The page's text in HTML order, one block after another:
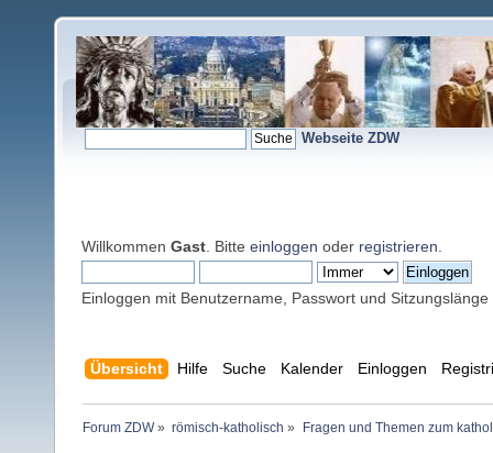
Webseite ZDW
Willkommen Gast . Bitte einloggen oder registrieren
Einloggen mit Benutzername, Passwort und Sitzungslänge
Übersicht Hilfe Suche Kalender Einloggen
Forum ZDW» römisch-katholisch » Fragen und Themen zum